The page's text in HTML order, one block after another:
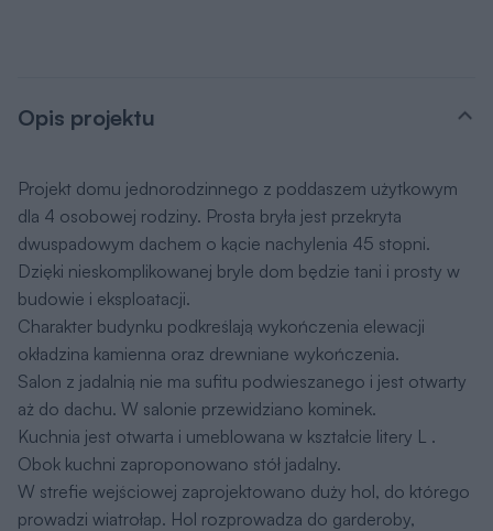
Opis projektu
Projekt domu jednorodzinnego z poddaszem użytkowym
dla 4 osobowej rodziny. Prosta bryła jest przekryta
dwuspadowym dachem o kącie nachylenia 45 stopni.
Dzięki nieskomplikowanej bryle dom będzie tani i prosty w
budowie i eksploatacji.
Charakter budynku podkreślają wykończenia elewacji
okładzina kamienna oraz drewniane wykończenia.
Salon z jadalnią nie ma sufitu podwieszanego i jest otwarty
aż do dachu. W salonie przewidziano kominek.
Kuchnia jest otwarta i umeblowana w kształcie litery L .
Obok kuchni zaproponowano stół jadalny.
W strefie wejściowej zaprojektowano duży hol, do którego
prowadzi wiatrołap. Hol rozprowadza do garderoby,